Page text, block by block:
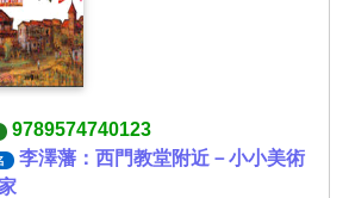
9789574740123
李澤藩：西門教堂附近－小小美術